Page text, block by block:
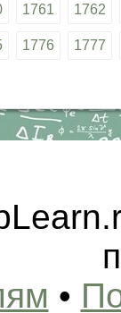
1761 1762
1776 1777
•